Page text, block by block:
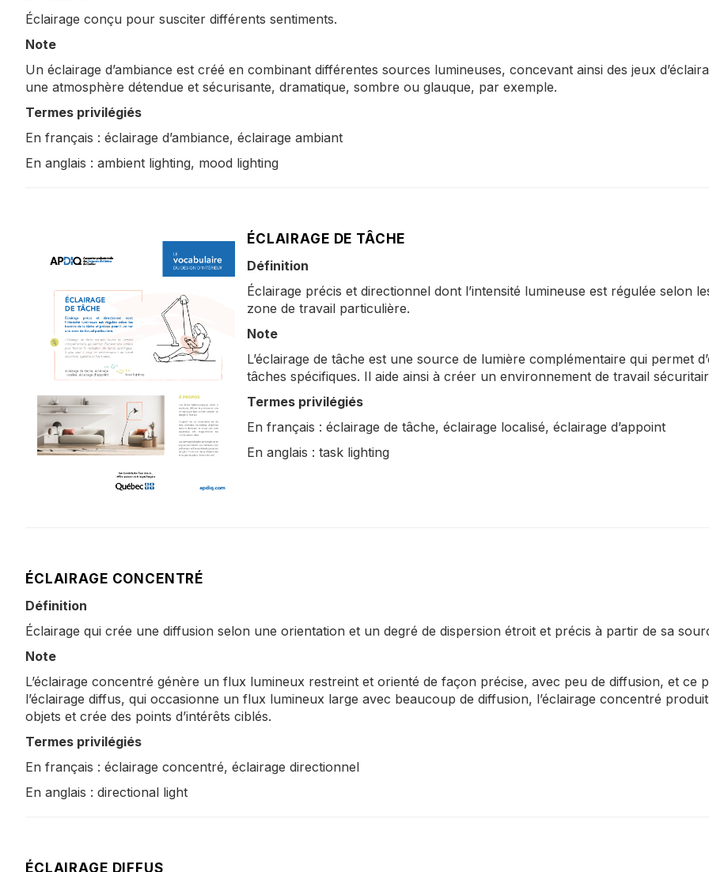
Éclairage conçu pour susciter différents sentiments.
Note
Un éclairage d’ambiance est créé en combinant différentes sources lumineuses, concevant ainsi des jeux
une atmosphère détendue et sécurisante, dramatique, sombre ou glauque, par exemple.
Termes privilégiés
En français : éclairage d’ambiance, éclairage ambiant
En anglais : ambient lighting, mood lighting
ÉCLAIRAGE DE TÂCHE
Définition
Éclairage précis et directionnel dont l’intensité lumineuse est régulée selon
zone de travail particulière.
Note
L’éclairage de tâche est une source de lumière complémentaire qui permet
tâches spécifiques. Il aide ainsi à créer un environnement de travail
Termes privilégiés
En français : éclairage de tâche, éclairage localisé, éclairage d’appoint
En anglais : task lighting
ÉCLAIRAGE CONCENTRÉ
Définition
Éclairage qui crée une diffusion selon une orientation et un degré de dispersion étroit et précis à partir de sa
Note
L’éclairage concentré génère un flux lumineux restreint et orienté de façon précise, avec peu de diffusion, et ce
l’éclairage diffus, qui occasionne un flux lumineux large avec beaucoup de diffusion, l’éclairage concentré
objets et crée des points d’intérêts ciblés.
Termes privilégiés
En français : éclairage concentré, éclairage directionnel
En anglais : directional light
ÉCLAIRAGE DIFFUS